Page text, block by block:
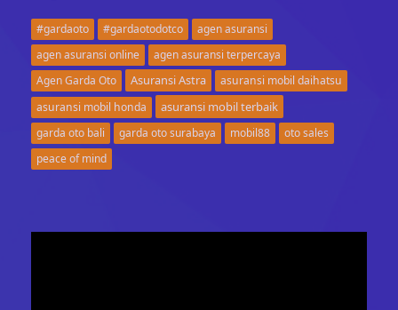
#gardaoto #gardaotodotco
agen asuransi
agen asuransi online
agen asuransi terpercaya
Agen Garda Oto
Asuransi Astra
asuransi mobil daihatsu
asuransi mobil honda
asuransi mobil terbaik
garda oto bali garda oto surabaya mobil88
oto sales
peace of mind